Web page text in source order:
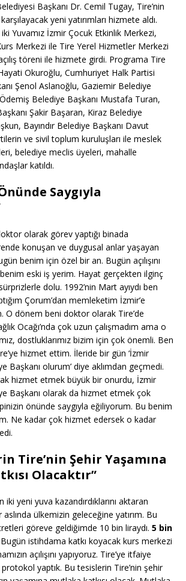
Başkanı Dr. Cemil Tugay, Tire’nin
yeni yatırımları hizmete aldı.
iki Yuvamız İzmir Çocuk Etkinlik Merkezi,
Merkezi ile Tire Yerel Hizmetler Merkezi
töreni ile hizmete girdi. Programa Tire
Okuroğlu, Cumhuriyet Halk Partisi
Şenol Aslanoğlu, Gaziemir Belediye
Ödemiş Belediye Başkanı Mustafa Turan,
Şakir Başaran, Kiraz Belediye
Bayındır Belediye Başkanı Davut
ve sivil toplum kuruluşları ile meslek
belediye meclis üyeleri, mahalle
katıldı.
Saygıyla
olarak görev yaptığı binada
konuşan ve duygusal anlar yaşayan
benim için özel bir an. Bugün açılışını
benim eski iş yerim. Hayat gerçekten ilginç
dolu. 1992’nin Mart ayıydı ben
Çorum’dan memleketim İzmir’e
O dönem beni doktor olarak Tire’de
Ocağı’nda çok uzun çalışmadım ama o
dostluklarımız bizim için çok önemli. Ben
hizmet ettim. İleride bir gün ‘İzmir
Başkanı olurum’ diye aklımdan geçmedi.
hizmet etmek büyük bir onurdu, İzmir
Başkanı olarak da hizmet etmek çok
önünde saygıyla eğiliyorum. Bu benim
Ne kadar çok hizmet edersek o kadar
Tire’nin Şehir Yaşamına
Olacaktır”
iki yeni yuva kazandırdıklarını aktaran
ülkemizin geleceğine yatırım. Bu
göreve geldiğimde 10 bin liraydı. 5 bin
Bugün istihdama katkı koyacak kurs merkezi
açılışını yapıyoruz. Tire’ye itfaiye
yaptık. Bu tesislerin Tire’nin şehir